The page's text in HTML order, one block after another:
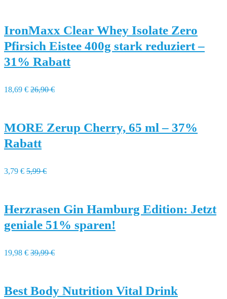
IronMaxx Clear Whey Isolate Zero
Pfirsich Eistee 400g stark reduziert –
31% Rabatt
18,69 € 26,90 €
MORE Zerup Cherry, 65 ml – 37%
Rabatt
3,79 € 5,99 €
Herzrasen Gin Hamburg Edition: Jetzt
geniale 51% sparen!
19,98 € 39,99 €
Best Body Nutrition Vital Drink